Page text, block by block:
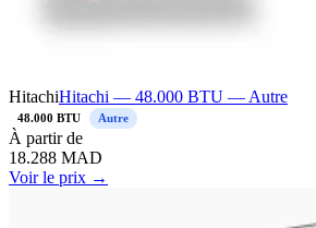
HitachiHitachi — 48.000 BTU — Autre
48.000 BTU Autre
À partir de
18.288 MAD
Voir le prix →